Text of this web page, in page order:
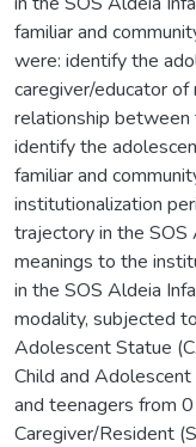
familiar and
were: identify the
caregiver/educator
relationship between
identify the
familiar and
institutionalization
trajectory in the
meanings to the
in the SOS Aldeia
modality, subjected
Adolescent Statue
Child and
and teenagers from
Caregiver/Resident